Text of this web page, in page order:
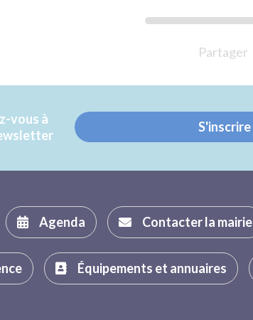
Partager
vous à
S'inscrire
Agenda Contacter la mairie
Équipements et annuaires